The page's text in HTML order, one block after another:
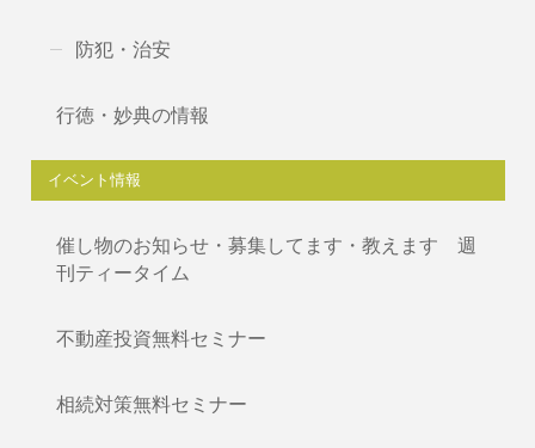
防犯・治安
行徳・妙典の情報
イベント情報
催し物のお知らせ・募集してます・教えます 週
刊ティータイム
不動産投資無料セミナー
相続対策無料セミナー